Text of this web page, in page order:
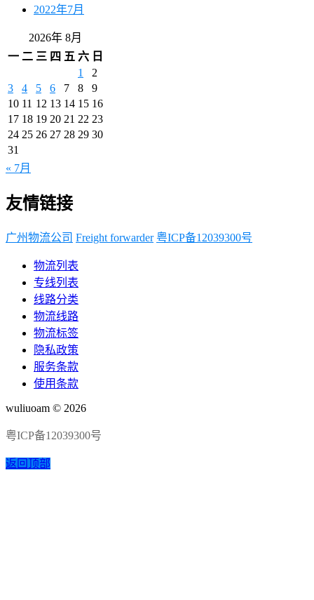
2022年7月
2026年 8月
一 二 三 四 五 六 日
1
2
3
4 5 6 7 8
9
10 11 12 13 14 15 16
17 18 19 20 21 22 23
24 25 26 27 28 29 30
31
« 7月
友情链接
广州物流公司 Freight forwarder 粤ICP备12039300号
物流列表
专线列表
线路分类
物流线路
物流标签
隐私政策
服务条款
使用条款
wuliuoam © 2026
粤ICP备12039300号
返回顶部